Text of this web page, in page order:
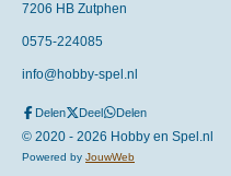
7206 HB Zutphen
0575-224085
info@hobby-spel.nl
Delen Deel Delen
© 2020 - 2026 Hobby en Spel.nl
Powered by JouwWeb